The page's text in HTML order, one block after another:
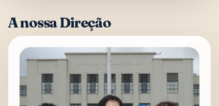
A nossa Direção